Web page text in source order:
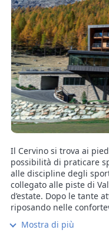
Il Cervino si trova ai
possibilità di praticare
alle discipline degli sport invernali. Il comprensorio sciistico di Breuil
collegato alle piste di
d’estate. Dopo le tante
riposando nelle
della cucina
montagna incantata per
Mostra di più